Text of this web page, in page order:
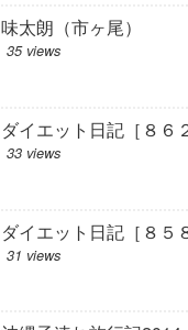
味太朗（市ヶ尾）
35 views
ダイエット日記［８６
33 views
ダイエット日記［８５
31 views